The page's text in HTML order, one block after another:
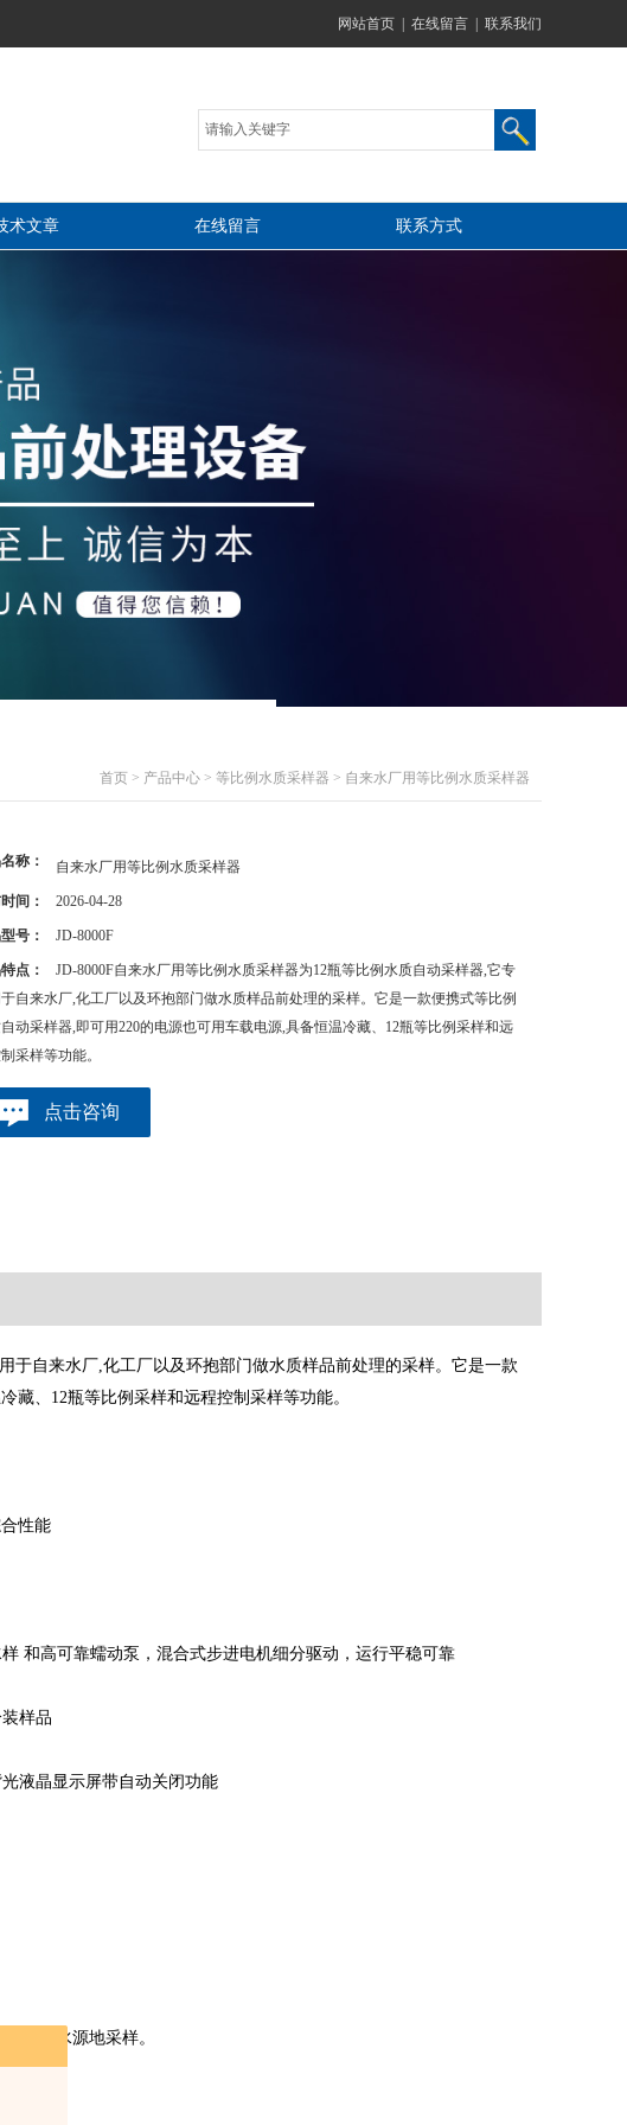
网站首页 在线留言 联系我们
术文章 在线留言 联系方式
首页 > 产品中心 > 等比例水质采样器 > 自来水厂用等比例水质采样器
称： 自来水厂用等比例水质采样器
间： 2026-04-28
号： JD-8000F
点：
JD-8000F自来水厂用等比例水质采样器为12瓶等比例水质自动采样器,它专
自来水厂,化工厂以及环抱部门做水质样品前处理的采样。它是一款便携式等比例
动采样器,即可用220的电源也可用车载电源,具备恒温冷藏、12瓶等比例采样和远
采样等功能。
点击咨询
于自来水厂,化工厂以及环抱部门做水质样品前处理的采样。它是一款
藏、12瓶等比例采样和远程控制采样等功能。
性能
和高可靠蠕动泵，混合式步进电机细分驱动，运行平稳可靠
样品
液晶显示屏带自动关闭功能
野外水源地采样。